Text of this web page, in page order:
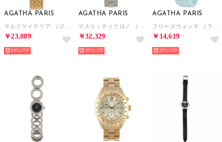
AGATHA PARIS
マルドケイテリア （ゴールド）
￥23,089
30%
AGATHA PARIS
マスコッティクロノ （シルバー）
￥32,329
30%
AGATHA PARIS
フリーズウォッチ （ライトブルー）
￥14,619
30%